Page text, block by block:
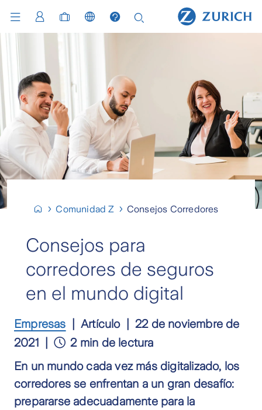
Comunidad Z Consejos Corredores
Consejos para
corredores de seguros
en el mundo digital
Empresas Artículo
22 de noviembre de
2021
2 min de lectura
En un mundo cada vez más digitalizado, los
corredores se enfrentan a un gran desafío:
prepararse adecuadamente para la